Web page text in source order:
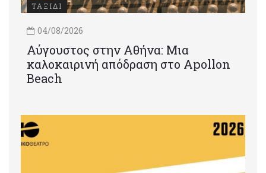
ΤΑΞΙΔΙ
04/08/2026
Αύγουστος στην Αθήνα: Μια
καλοκαιρινή απόδραση στο Apollon
Beach